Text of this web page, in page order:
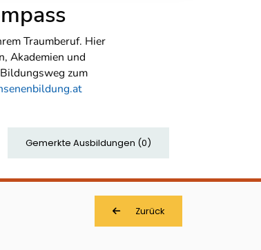
Traumberuf. Hier
Akademien und
zum
Gemerkte Ausbildungen (0)
Zurück